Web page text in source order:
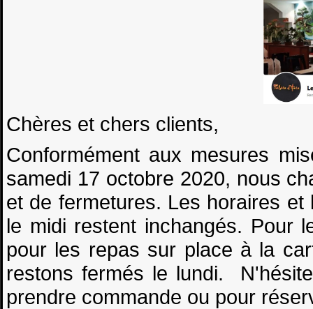
Chères et chers clients,
Conformément aux mesures
samedi 17 octobre 2020, nous
et de fermetures. Les horaires
le midi restent inchangés. Pour
pour les repas sur place à la
restons fermés le lundi.
prendre commande ou pour